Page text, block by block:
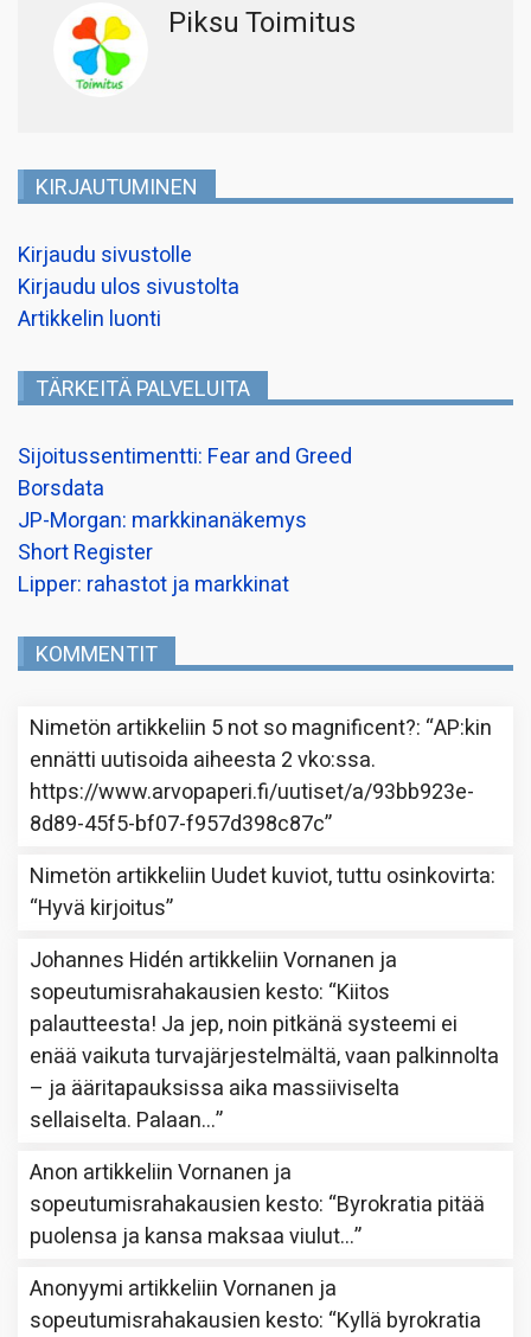
Piksu Toimitus
KIRJAUTUMINEN
Kirjaudu sivustolle
Kirjaudu ulos sivustolta
Artikkelin luonti
TÄRKEITÄ PALVELUITA
Sijoitussentimentti: Fear and Greed
Borsdata
JP-Morgan: markkinanäkemys
Short Register
Lipper: rahastot ja markkinat
KOMMENTIT
Nimetön artikkeliin 5 not so magnificent?: “AP:kin
ennätti uutisoida aiheesta 2 vko:ssa.
https://www.arvopaperi.fi/uutiset/a/93bb923e-
8d89-45f5-bf07-f957d398c87c”
Nimetön artikkeliin Uudet kuviot, tuttu osinkovirta:
“Hyvä kirjoitus”
Johannes Hidén artikkeliinVornanen ja
sopeutumisrahakausien kesto: “Kiitos
palautteesta! Ja jep, noin pitkänä systeemi ei
enää vaikuta turvajärjestelmältä, vaan palkinnolta
– ja ääritapauksissa aika massiiviselta
sellaiselta. Palaan…”
Anon artikkeliinVornanen ja
sopeutumisrahakausien kesto: “Byrokratia pitää
puolensa ja kansa maksaa viulut…”
Anonyymi artikkeliinVornanen ja
sopeutumisrahakausien kesto: “Kyllä byrokratia